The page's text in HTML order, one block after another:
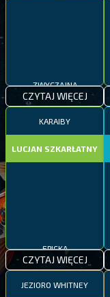
CZYTAJ WIĘCEJ
KARAIBY
LUCJAN SZKARŁATNY
EPICKA
CZYTAJ WIĘCEJ
JEZIORO WHITNEY